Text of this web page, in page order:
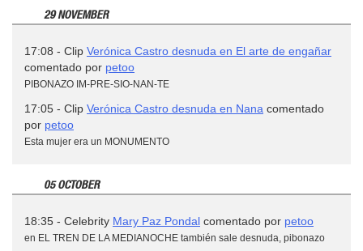
29 NOVEMBER
17:08 - Clip Verónica Castro desnuda en El arte de engañar
comentado por petoo
PIBONAZO IM-PRE-SIO-NAN-TE
17:05 - Clip Verónica Castro desnuda en Nana comentado
por petoo
Esta mujer era un MONUMENTO
05 OCTOBER
18:35 - Celebrity Mary Paz Pondal comentado por petoo
en EL TREN DE LA MEDIANOCHE también sale desnuda, pibonazo